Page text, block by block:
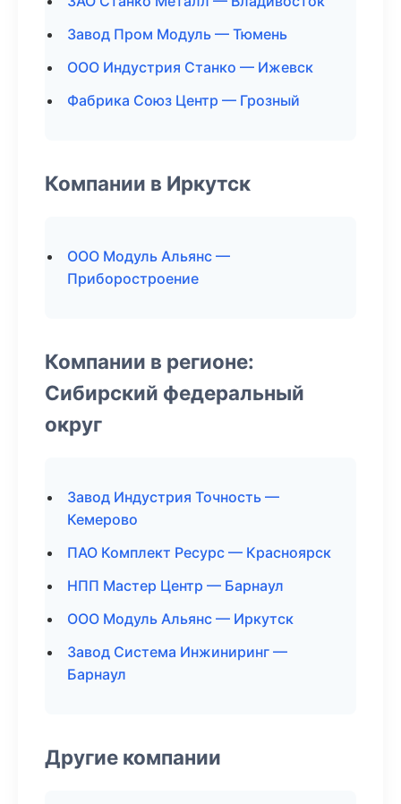
Завод Пром Модуль — Тюмень
ООО Индустрия Станко — Ижевск
Фабрика Союз Центр — Грозный
Компании в Иркутск
ООО Модуль Альянс —
Приборостроение
Компании в регионе:
Сибирский федеральный
округ
Завод Индустрия Точность —
Кемерово
ПАО Комплект Ресурс — Красноярск
НПП Мастер Центр — Барнаул
ООО Модуль Альянс — Иркутск
Завод Система Инжиниринг —
Барнаул
Другие компании